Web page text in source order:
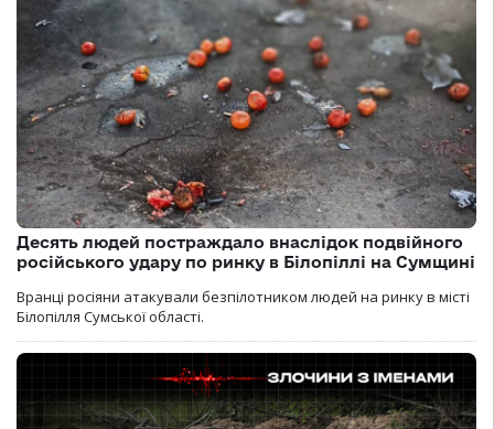
Десять людей постраждало внаслідок подвійного
російського удару по ринку в Білопіллі на Сумщині
Вранці росіяни атакували безпілотником людей на ринку в місті
Білопілля Сумської області.